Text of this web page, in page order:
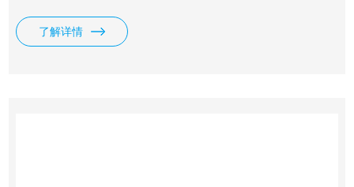
GEFRAN高温熔体压力传感器。gefran杰夫伦30年的经验，知
道如何广泛，结构面向客户需求，研发的不断投首*首*首*首*
了解详情